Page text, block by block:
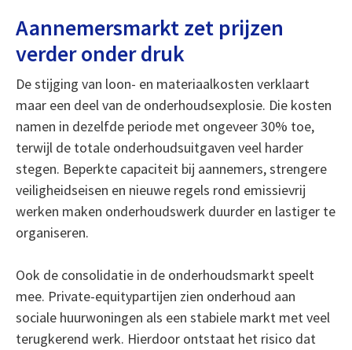
Aannemersmarkt zet prijzen
verder onder druk
De stijging van loon- en materiaalkosten verklaart
maar een deel van de onderhoudsexplosie. Die kosten
namen in dezelfde periode met ongeveer 30% toe,
terwijl de totale onderhoudsuitgaven veel harder
stegen. Beperkte capaciteit bij aannemers, strengere
veiligheidseisen en nieuwe regels rond emissievrij
werken maken onderhoudswerk duurder en lastiger te
organiseren.
Ook de consolidatie in de onderhoudsmarkt speelt
mee. Private-equitypartijen zien onderhoud aan
sociale huurwoningen als een stabiele markt met veel
terugkerend werk. Hierdoor ontstaat het risico dat